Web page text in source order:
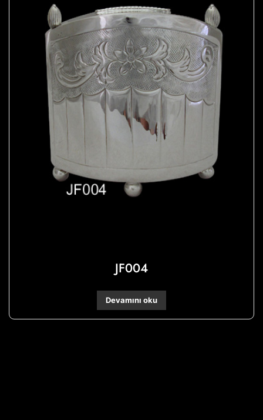
JF004
Devamını oku